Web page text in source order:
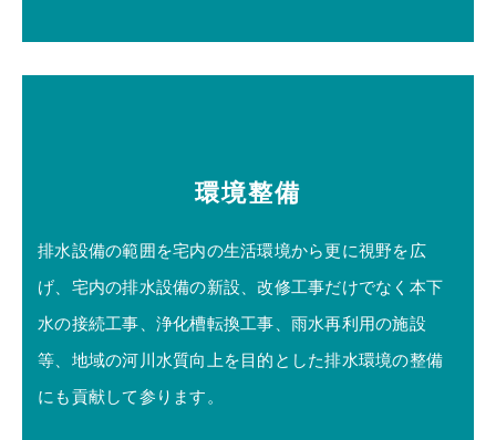
環境整備
排水設備の範囲を宅内の生活環境から更に視野を広
げ、宅内の排水設備の新設、改修工事だけでなく本下
水の接続工事、浄化槽転換工事、雨水再利用の施設
等、地域の河川水質向上を目的とした排水環境の整備
にも貢献して参ります。